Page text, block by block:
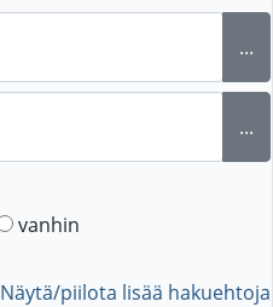
...
...
vanhin
Näytä/piilota lisää hakuehtoja